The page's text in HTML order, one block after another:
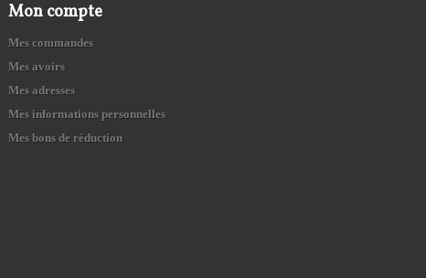
Mon compte
Mes commandes
Mes avoirs
Mes adresses
Mes informations personnelles
Mes bons de réduction